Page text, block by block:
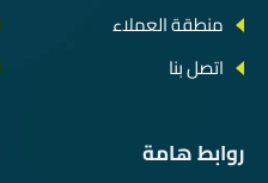
منطقة العملاء
اتصل بنا
روابط هامة